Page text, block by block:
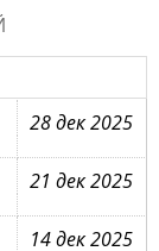
28 дек 2025
21 дек 2025
14 дек 2025